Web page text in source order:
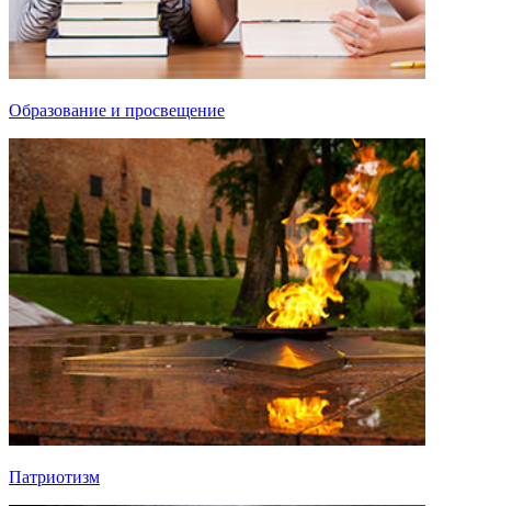
Образование и просвещение
Патриотизм